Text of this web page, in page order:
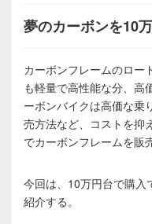
夢のカーボンを10
カーボンフレームのロー
も軽量で高性能な分、高
ーボンバイクは高価な乗
売方法など、コストを抑
でカーボンフレームを販
今回は、10万円台で購入
紹介する。